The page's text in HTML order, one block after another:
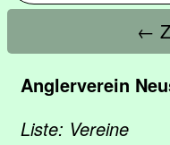
←
Anglerverein
Liste: Vereine